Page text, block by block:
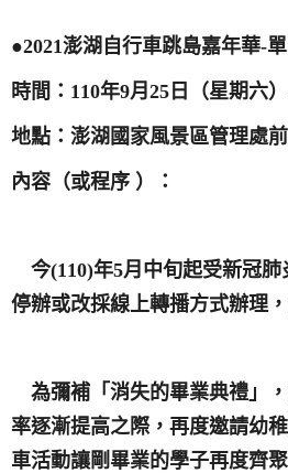
●2021澎湖自行車跳島嘉年華-
時間：110年9月25日（星期六
地點：澎湖國家風景區管理處
內容（或程序 ）：
今(110)年5月中旬起受新冠
停辦或改採線上轉播方式辦理
為彌補「消失的畢業典禮」
率逐漸提高之際，再度邀請幼
車活動讓剛畢業的學子再度齊